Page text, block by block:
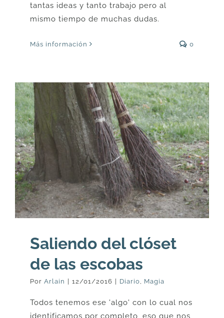
tantas ideas y tanto trabajo pero al
mismo tiempo de muchas dudas.
Más información 0
Saliendo del clóset
de las escobas
Por Arlain | 12/01/2016 | Diario Magia
Todos tenemos ese 'algo' con lo cual nos
identificamos por completo, eso que nos